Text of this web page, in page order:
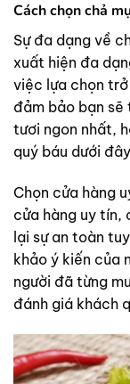
Cách chọn chả
Sự đa dạng về
xuất hiện đa
việc lựa chọn
đảm bảo bạn sẽ
tươi ngon nhất,
quý báu dưới
Chọn cửa hàng
cửa hàng uy tín,
lại sự an toàn
khảo ý kiến của
người đã từng
đánh giá khách